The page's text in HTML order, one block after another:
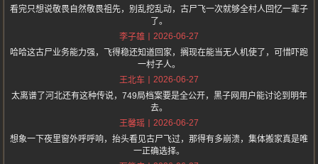
看完只想说敬畏自然敬畏祖先，别乱挖乱动，古尸飞一次就够全村人回忆一辈子
了。
李子雄
2026-06-27
哈哈这古尸业务能力强，飞得稳还知道回家，搁现在能当无人机使了，可惜吓跑
一村子人。
王北车
2026-06-27
太离谱了河北还有这种传说，749局档案要是全公开，黑子网用户能讨论到明年
去。
王馨瑶
2026-06-27
想象一下夜里窗外呼呼响，抬头看见古尸飞过，那得有多崩溃，集体搬家真是唯
一正确选择。